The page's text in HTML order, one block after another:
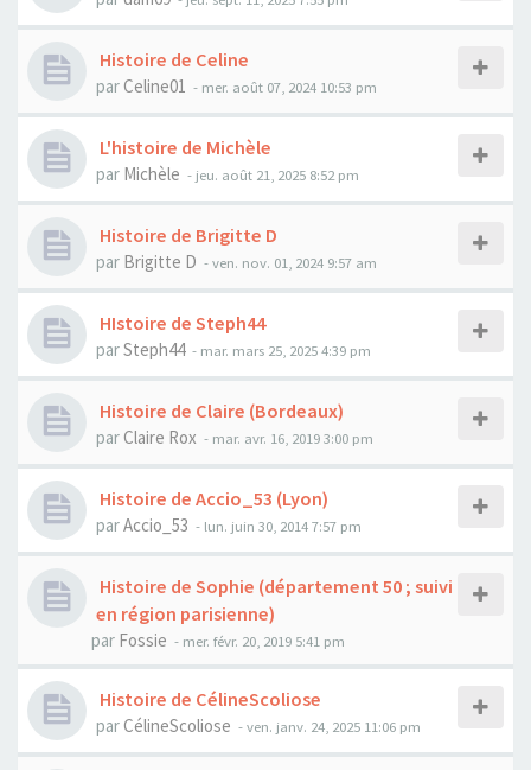
Histoire de Celine
par Celine01 - mer. août 07, 2024 10:53 pm
L'histoire de Michèle
par Michèle - jeu. août 21, 2025 8:52 pm
Histoire de Brigitte D
par Brigitte D - ven. nov. 01, 2024 9:57 am
HIstoire de Steph44
parSteph44 - mar. mars 25, 2025 4:39 pm
Histoire de Claire (Bordeaux)
par Claire Rox - mar. avr. 16, 2019 3:00 pm
Histoire de Accio_53 (Lyon)
parAccio_53 - lun. juin 30, 2014 7:57 pm
Histoire de Sophie (département 50 ; suivi
en région parisienne)
par Fossie - mer. févr. 20, 2019 5:41 pm
Histoire de CélineScoliose
parCélineScoliose - ven. janv. 24, 2025 11:06 pm